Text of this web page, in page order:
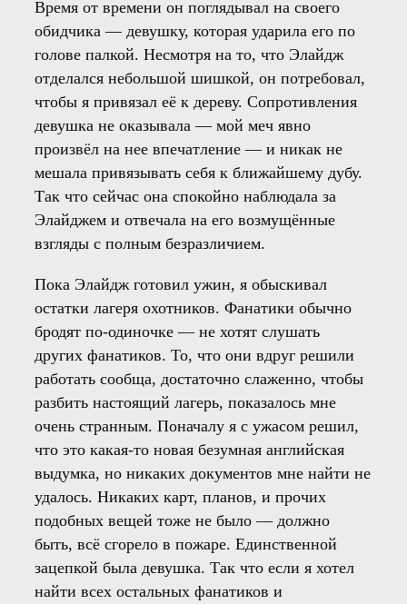
Время от времени он поглядывал на своего
обидчика — девушку, которая ударила его по
голове палкой. Несмотря на то, что Элайдж
отделался небольшой шишкой, он потребовал,
чтобы я привязал её к дереву. Сопротивления
девушка не оказывала — мой меч явно
произвёл на нее впечатление — и никак не
мешала привязывать себя к ближайшему дубу.
Так что сейчас она спокойно наблюдала за
Элайджем и отвечала на его возмущённые
взгляды с полным безразличием.
Пока Элайдж готовил ужин, я обыскивал
остатки лагеря охотников. Фанатики обычно
бродят по-одиночке — не хотят слушать
других фанатиков. То, что они вдруг решили
работать сообща, достаточно слаженно, чтобы
разбить настоящий лагерь, показалось мне
очень странным. Поначалу я с ужасом решил,
что это какая-то новая безумная английская
выдумка, но никаких документов мне найти не
удалось. Никаких карт, планов, и прочих
подобных вещей тоже не было — должно
быть, всё сгорело в пожаре. Единственной
зацепкой была девушка. Так что если я хотел
найти всех остальных фанатиков и